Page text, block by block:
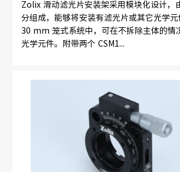
Zolix 滑动滤光片安装架采用模块化设计，
分组成，能够将安装有滤光片或其它光学元
30 mm 笼式系统中，可在不拆除主体的情
光学元件。附带两个 CSM1...